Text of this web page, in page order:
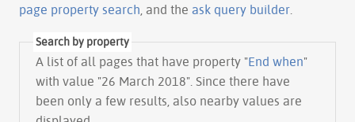
page property search , and the ask query builder
Search by property
A list of all pages that have property "End when"
with value "26 March 2018". Since there have
been only a few results, also nearby values are